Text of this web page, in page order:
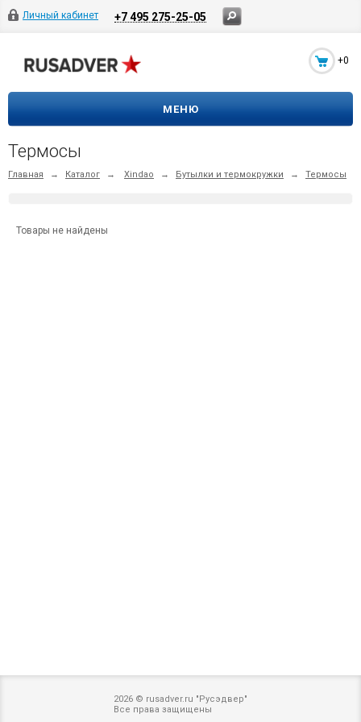
Личный кабинет +7 495 275-25-05
+0
МЕНЮ
Термосы
Главная → Каталог → Xindao → Бутылки и термокружки → Термосы
Товары не найдены
2026 © rusadver.ru "Русэдвер"
Все права защищены